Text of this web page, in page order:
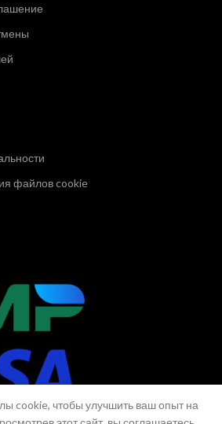
файлов cookie
cookie, чтобы улучшить ваш опыт на